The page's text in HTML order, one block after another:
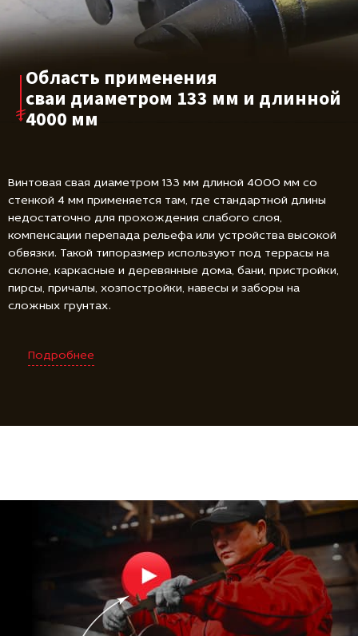
Область применения
сваи диаметром 133 мм и длинной
4000 мм
Винтовая свая диаметром 133 мм длиной 4000 мм со
стенкой 4 мм применяется там, где стандартной длины
недостаточно для прохождения слабого слоя,
компенсации перепада рельефа или устройства высокой
обвязки. Такой типоразмер используют под террасы на
склоне, каркасные и деревянные дома, бани, пристройки,
пирсы, причалы, хозпостройки, навесы и заборы на
сложных грунтах.
Подробнее